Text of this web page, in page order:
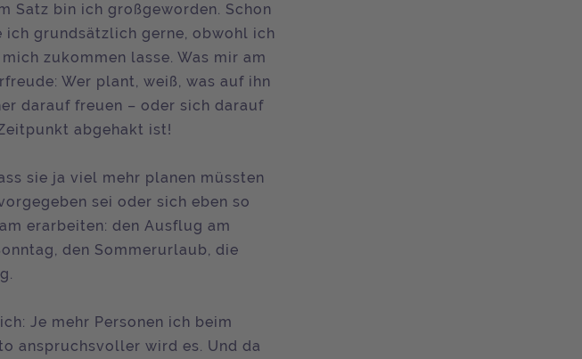
Satz bin ich großgeworden. Schon
grundsätzlich gerne, obwohl ich
zukommen lasse. Was mir am
Wer plant, weiß, was auf ihn
darauf freuen – oder sich darauf
abgehakt ist!
sie ja viel mehr planen müssten
sei oder sich eben so
erarbeiten: den Ausflug am
den Sommerurlaub, die
Je mehr Personen ich beim
anspruchsvoller wird es. Und da